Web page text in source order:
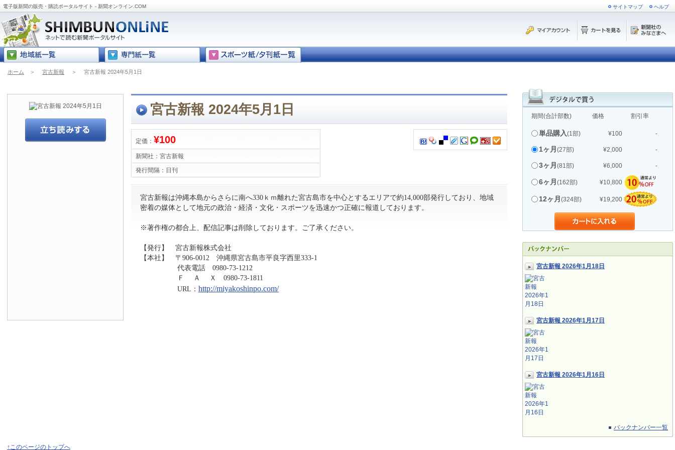
電子版新聞の販売・購読ポータルサイト - 新聞オンライン.COM サイトマップ ヘルプ
ホーム ＞ 宮古新報 ＞ 宮古新報 2024年5月1日
期間(合計部数) 価格 割引率
単品購入(1部) ¥100 -
1ヶ月 (27部) ¥2,000 -
3ヶ月 (81部) ¥6,000 -
6ヶ月 (162部) ¥10,800
12ヶ月 (324部) ¥19,200
宮古新報 2026年1月18日
宮古新報 2026年1月17日
宮古新報 2026年1月16日
バックナンバー一覧
宮古新報 2024年5月1日
定価： ¥100
新聞社： 宮古新報
発行間隔： 日刊
宮古新報は沖縄本島からさらに南へ330ｋｍ離れた宮古島市を中心とするエリアで約14,000部発行しており、地域
密着の媒体として地元の政治・経済・文化・スポーツを迅速かつ正確に報道しております。
※著作権の都合上、配信記事は削除しております。ご了承ください。
【発行】 宮古新報株式会社
【本社】 〒906-0012 沖縄県宮古島市平良字西里333-1
代表電話 0980-73-1212
Ｆ Ａ Ｘ 0980-73-1811
URL： http://miyakoshinpo.com/
↑このページのトップへ